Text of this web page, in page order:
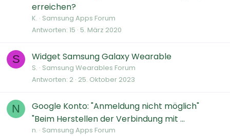
erreichen?
K. Samsung Apps Forum
Antworten 15 5. März 2020
S Widget Samsung Galaxy Wearable
S. Samsung Wearables Forum
Antworten 2 25. Oktober 2023
N
Google Konto: "Anmeldung nicht möglich"
"Beim Herstellen der Verbindung mit ...
n. Samsung Apps Forum